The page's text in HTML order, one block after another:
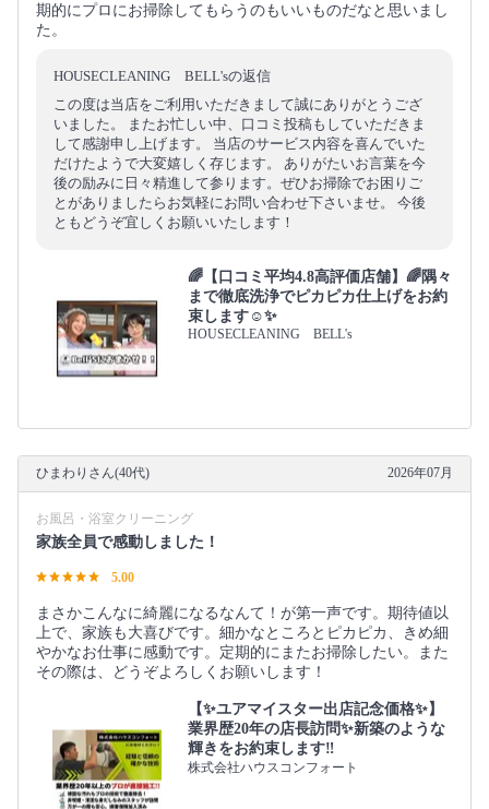
期的にプロにお掃除してもらうのもいいものだなと思いまし
た。
HOUSECLEANING BELL'sの返信
この度は当店をご利用いただきまして誠にありがとうござ
いました。 またお忙しい中、口コミ投稿もしていただきま
して感謝申し上げます。 当店のサービス内容を喜んでいた
だけたようで大変嬉しく存じます。 ありがたいお言葉を今
後の励みに日々精進して参ります。ぜひお掃除でお困りご
とがありましたらお気軽にお問い合わせ下さいませ。 今後
ともどうぞ宜しくお願いいたします！
🌈【口コミ平均4.8高評価店舗】🌈隅々
まで徹底洗浄でピカピカ仕上げをお約
束します☺✨
HOUSECLEANING BELL's
ひまわりさん(40代) 2026年07月
お風呂・浴室クリーニング
家族全員で感動しました！
5.00
まさかこんなに綺麗になるなんて！が第一声です。期待値以
上で、家族も大喜びです。細かなところとピカピカ、きめ細
やかなお仕事に感動です。定期的にまたお掃除したい。また
その際は、どうぞよろしくお願いします！
【✨ユアマイスター出店記念価格✨】
業界歴20年の店長訪問✨新築のような
輝きをお約束します‼️
株式会社ハウスコンフォート